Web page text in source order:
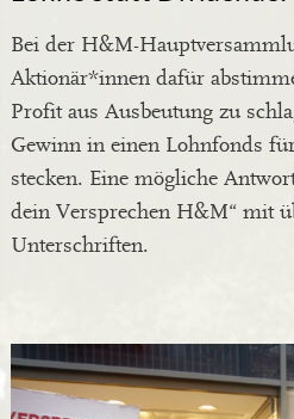
Bei der H&M-
Aktionär*innen dafür
Profit aus Ausbeutung zu
Gewinn in einen Lohnfonds
stecken. Eine mögliche
dein Versprechen H&M“ mit
Unterschriften.